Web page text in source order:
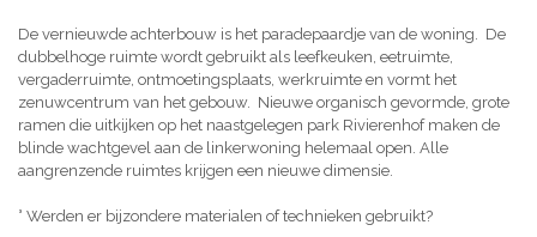
De vernieuwde achterbouw is het paradepaardje van de woning. De
dubbelhoge ruimte wordt gebruikt als leefkeuken, eetruimte,
vergaderruimte, ontmoetingsplaats, werkruimte en vormt het
zenuwcentrum van het gebouw. Nieuwe organisch gevormde, grote
ramen die uitkijken op het naastgelegen park Rivierenhof maken de
blinde wachtgevel aan de linkerwoning helemaal open. Alle
aangrenzende ruimtes krijgen een nieuwe dimensie.
° Werden er bijzondere materialen of technieken gebruikt?